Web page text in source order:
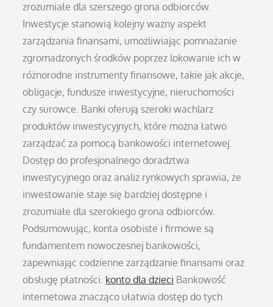
zrozumiałe dla szerszego grona odbiorców.
Inwestycje stanowią kolejny ważny aspekt
zarządzania finansami, umożliwiając pomnażanie
zgromadzonych środków poprzez lokowanie ich w
różnorodne instrumenty finansowe, takie jak akcje,
obligacje, fundusze inwestycyjne, nieruchomości
czy surowce. Banki oferują szeroki wachlarz
produktów inwestycyjnych, które można łatwo
zarządzać za pomocą bankowości internetowej.
Dostęp do profesjonalnego doradztwa
inwestycyjnego oraz analiz rynkowych sprawia, że
inwestowanie staje się bardziej dostępne i
zrozumiałe dla szerokiego grona odbiorców.
Podsumowując, konta osobiste i firmowe są
fundamentem nowoczesnej bankowości,
zapewniając codzienne zarządzanie finansami oraz
obsługę płatności. konto dla dzieci Bankowość
internetowa znacząco ułatwia dostęp do tych